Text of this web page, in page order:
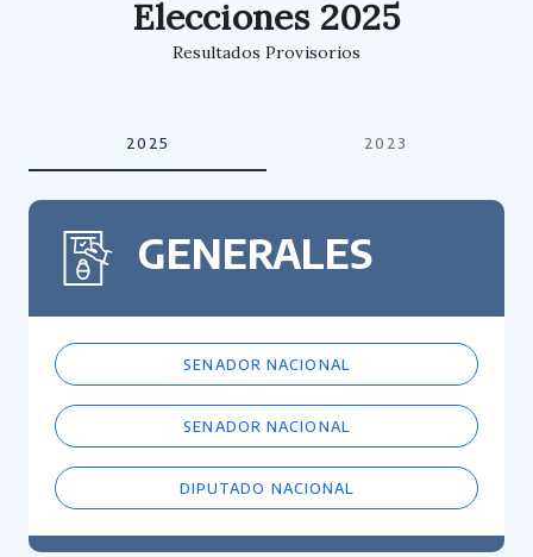
Elecciones 2025
Resultados Provisorios
2025 2023
GENERALES
SENADOR NACIONAL
SENADOR NACIONAL
DIPUTADO NACIONAL